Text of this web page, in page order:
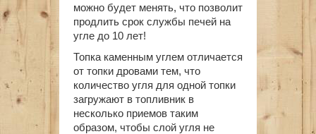
можно будет менять, что позволит
продлить срок службы печей на
угле до 10 лет!
Топка каменным углем отличается
от топки дровами тем, что
количество угля для одной топки
загружают в топливник в
несколько приемов таким
образом, чтобы слой угля не